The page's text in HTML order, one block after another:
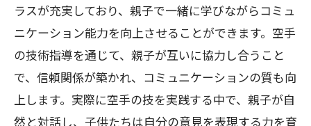
ラスが充実しており、親子で一緒に学びながらコミュ
ニケーション能力を向上させることができます。空手
の技術指導を通じて、親子が互いに協力し合うこと
で、信頼関係が築かれ、コミュニケーションの質も向
上します。実際に空手の技を実践する中で、親子が自
然と対話し、子供たちは自分の意見を表現する力を育